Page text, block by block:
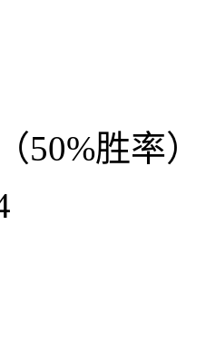
50%胜率）